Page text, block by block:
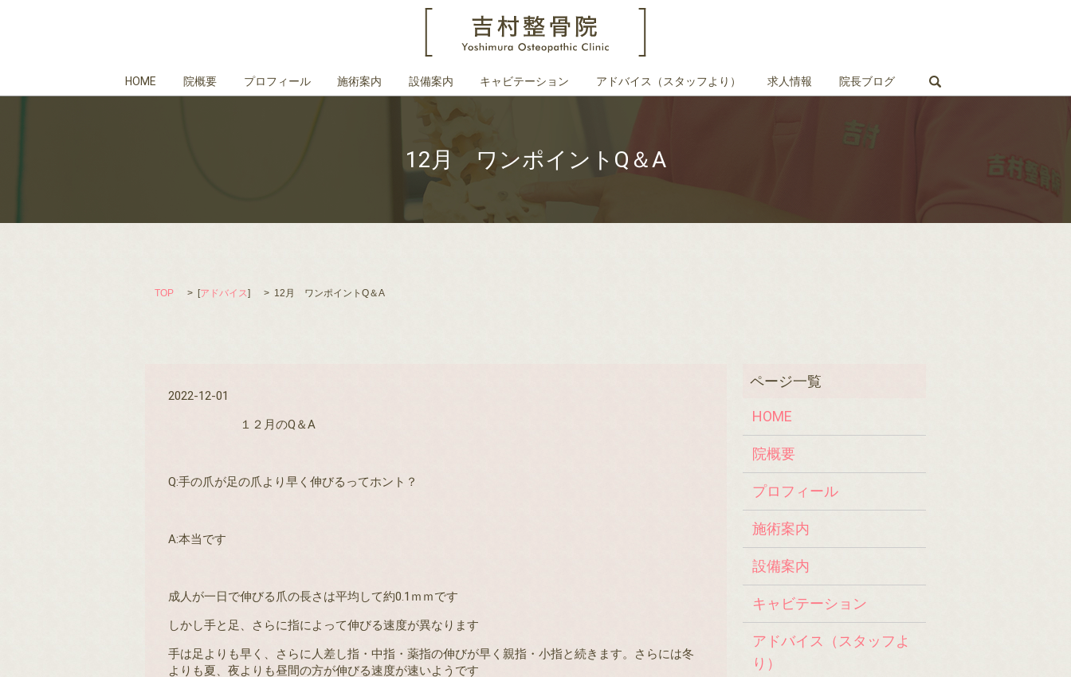
HOME 院概要 プロフィール 施術案内 設備案内 キャビテーション アドバイス（スタッフより） 求人情報 院長ブログ
12月 ワンポイントQ＆A
TOP [アドバイス] 12月 ワンポイントQ＆A
2022-12-01
１２月のQ ＆A
Q:手の爪が足の爪より早く伸びるってホント？
A:本当です
成人が一日で伸びる爪の長さは平均して約0.1 ｍｍです
しかし手と足、さらに指によって伸びる速度が異なります
手は足よりも早く、さらに人差し指・中指・薬指の伸びが早く親指・小指と続きます。さらには冬
よりも夏、夜よりも昼間の方が伸びる速度が速いようです
HOME
院概要
プロフィール
施術案内
設備案内
キャビテーション
アドバイス（スタッフよ
り）